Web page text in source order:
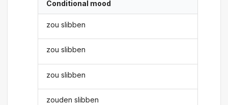
Conditional mood
zou slibben
zou slibben
zou slibben
zouden slibben